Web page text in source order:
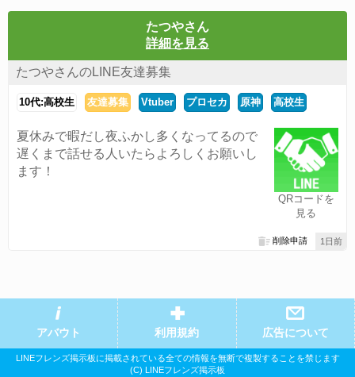
たつやさん
詳細を見る
たつやさんのLINE友達募集
10代:高校生 友達募集 Vtuber プロセカ 原神 高校生
QRコードを
見る
夏休みで暇だし夜ふかし多くなってるので
遅くまで話せる人いたらよろしくお願いし
ます！
1日前
削除申請
アバウト 利用規約 広告について
LINEフレンズ掲示板に掲載されている全ての情報を無断で複製することを禁じます
(C) LINEフレンズ掲示板